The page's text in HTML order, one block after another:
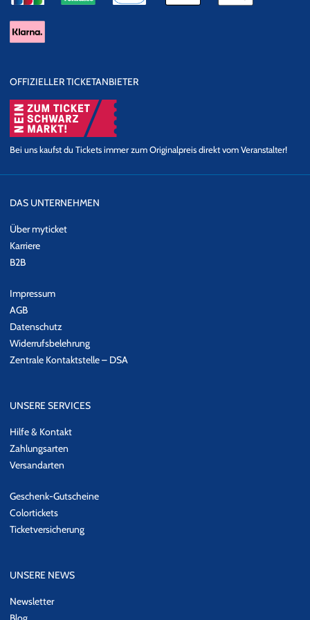
OFFIZIELLER TICKETANBIETER
Bei uns kaufst du Tickets immer zum Originalpreis direkt vom Veranstalter!
DAS UNTERNEHMEN
Über myticket
Karriere
B2B
Impressum
AGB
Datenschutz
Widerrufsbelehrung
Zentrale Kontaktstelle – DSA
UNSERE SERVICES
Hilfe & Kontakt
Zahlungsarten
Versandarten
Geschenk-Gutscheine
Colortickets
Ticketversicherung
UNSERE NEWS
Newsletter